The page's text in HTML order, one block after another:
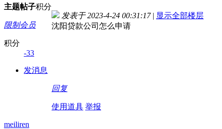
主题帖子积分
限制会员
积分
-33
发消息
发表于 2023-4-24 00:31:17 | 显示全部楼层
沈阳贷款公司怎么申请
回复
使用道具 举报
meiliren